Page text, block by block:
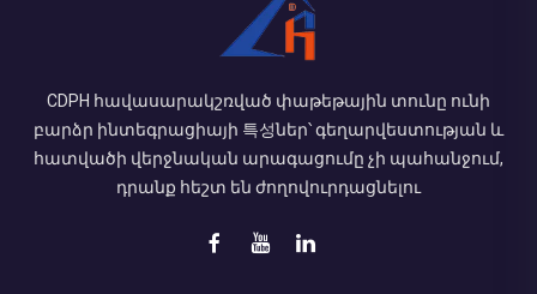
CDPH հավասարակշռված փաթեթային տունը ունի
բարձր ինտեգրացիայի 특성ներ՝ գեղարվեստության և
հատվածի վերջնական արագացումը չի պահանջում,
դրանք հեշտ են ժողովուրդացնելու